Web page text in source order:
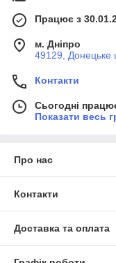
Працює з
м. Дніпро
49129, Донецьке
Контакти
Сьогодні
Показати весь
Про нас
Контакти
Доставка та оплата